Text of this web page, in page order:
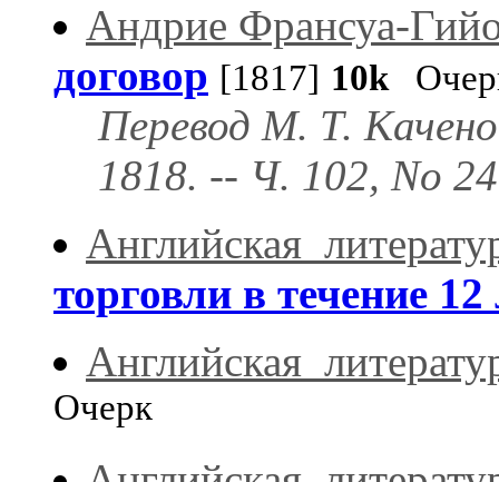
Андрие Франсуа-
договор [1817] 10k
Перевод М. Т.
1818. -- Ч. 102, Nо
торговли в течение 12
Очерк